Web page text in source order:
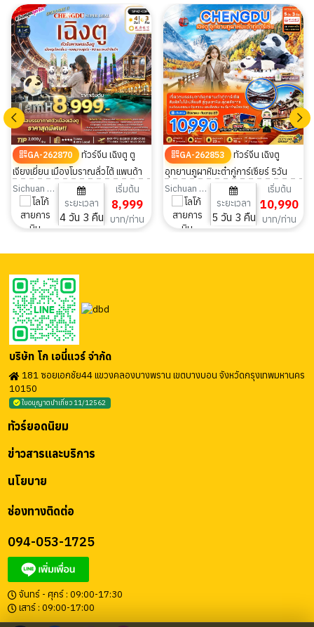
GA-262870
ทัวร์จีน เฉิงตู ตู
เจียงเยี่ยน เมืองโบราณลั่วไต้ แพนด้า
ปีนตึก ลงร้าน 4วัน 3คืน
Sichuan Airlines
ระยะเวลา
4 วัน 3 คืน
เริ่มต้น
8,999
บาท/ท่าน
GA-262853
ทัวร์จีน เฉิงตู
อุทยานภูผาหิมะต๋ากู่การ์เซียร์ 5วัน
3คืน
Sichuan Airlines
ระยะเวลา
5 วัน 3 คืน
เริ่มต้น
10,990
บาท/ท่าน
บริษัท โก เอนี่แวร์ จำกัด
181 ซอยเอกชัย44 แขวงคลองบางพราน เขตบางบอน จังหวัดกรุงเทพมหานคร
10150
ใบอนุญาตนำเที่ยว 11/12562
ช่องทางติดต่อ
094-053-1725
จันทร์ - ศุกร์ : 09:00-17:30
เสาร์ : 09:00-17:00
นโยบาย
ข่าวสารและบริการ
ทัวร์ยอดนิยม